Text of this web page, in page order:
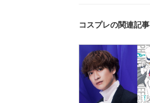
コスプレの関連記事